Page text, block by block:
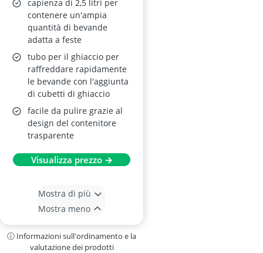
capienza di 2,5 litri per
contenere un'ampia
quantità di bevande
adatta a feste
tubo per il ghiaccio per
raffreddare rapidamente
le bevande con l'aggiunta
di cubetti di ghiaccio
facile da pulire grazie al
design del contenitore
trasparente
Visualizza prezzo →
Mostra di più
Mostra meno
ⓘ Informazioni sull'ordinamento e la
valutazione dei prodotti